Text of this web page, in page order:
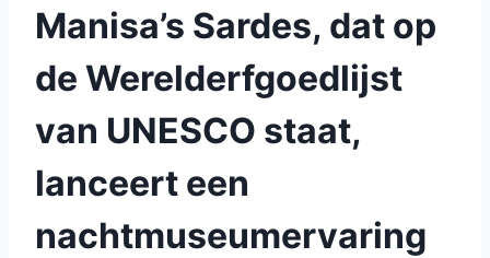
Manisa’s Sardes, dat op
de Werelderfgoedlijst
van UNESCO staat,
lanceert een
nachtmuseumervaring